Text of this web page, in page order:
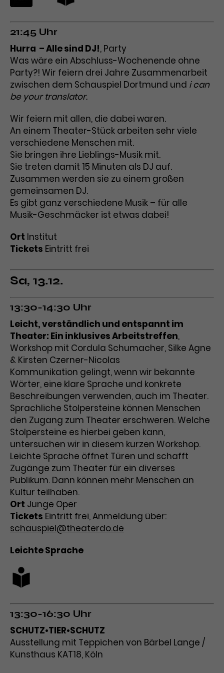
Analytics installiert. Das Cookie
wird verwendet, um Informationen
darüber zu speichern, wie
Besucher*innen eine Website
nutzen, und hilft bei der Erstellung
Performance der Website. Die
erhobenen Daten umfassen in
anonymisierter Form die Anzahl
der Besuche, die Quelle, aus der sie
stammen, und die besuchten
Seiten.
Name _gat_UA-63561367-1
Anbieter
Zweck
gesetztes Cookie. Bestimmte
Daten werden nur maximal einmal
gesendet. Solange es gesetzt ist,
werden bestimmte
Datenübertragungen
unterbunden.
Name
Anbieter Google Ads
Laufzeit 3 Monate
Informationen zu Werbeklicks und
dient der Zuordnung von
Conversions zu Google Ads-
Kampagnen.
Name _gcl_dc
Anbieter Google / DoubleClick
Laufzeit
Zweck
Nutzerinteraktionen mit
bereitzustellen.
Name IDE
Anbieter Google / DoubleClick
Laufzeit 1 Jahr
Zweck
Dieses Cookie dient der Anzeige
personalisierter Werbung und
misst die Wirksamkeit von
Werbekampagnen über
verschiedene Websites hinweg.
21:45 Uhr
Hurra – Alle sind DJ!, Party
Was wäre ein Abschluss-Wochenende ohne
Party?! Wir feiern drei Jahre Zusammenarbeit
zwischen dem Schauspiel Dortmund und i can
be your translator.
Wir feiern mit allen, die dabei waren.
An einem Theater-Stück arbeiten sehr viele
verschiedene Menschen mit.
Sie bringen ihre Lieblings-Musik mit.
Sie treten damit 15 Minuten als DJ auf.
Zusammen werden sie zu einem großen
gemeinsamen DJ.
Es gibt ganz verschiedene Musik – für alle
Musik-Geschmäcker ist etwas dabei!
Ort Institut
Tickets Eintritt frei
Sa, 13.12.
13:30-14:30 Uhr
Leicht, verständlich und entspannt im
Theater: Ein inklusives Arbeitstreffen,
Workshop mit Cordula Schumacher, Silke Agne
& Kirsten Czerner-Nicolas
Kommunikation gelingt, wenn wir bekannte
Wörter, eine klare Sprache und konkrete
Beschreibungen verwenden, auch im Theater.
Sprachliche Stolpersteine können Menschen
den Zugang zum Theater erschweren. Welche
Stolpersteine es hierbei geben kann,
untersuchen wir in diesem kurzen Workshop.
Leichte Sprache öffnet Türen und schafft
Zugänge zum Theater für ein diverses
Publikum. Dann können mehr Menschen an
Kultur teilhaben.
Ort Junge Oper
Tickets Eintritt frei, Anmeldung über:
schauspiel@theaterdo.de
Leichte Sprache
13:30-16:30 Uhr
SCHUTZ•TIER•SCHUTZ
Ausstellung mit Teppichen von Bärbel Lange /
Kunsthaus KAT18, Köln